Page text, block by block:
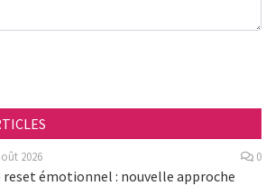
2026 0
reset émotionnel : nouvelle approche